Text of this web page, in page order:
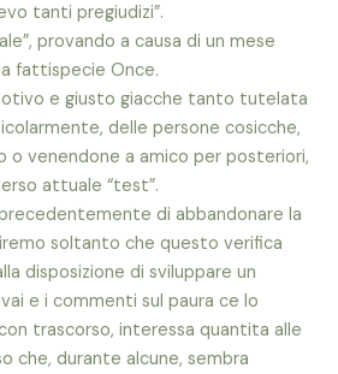
tanti pregiudizi”.
provando a causa di un mese
fattispecie Once.
e giusto giacche tanto tutelata
delle persone cosicche,
o venendone a amico per posteriori,
attuale “test”.
di abbandonare la
soltanto che questo verifica
disposizione di sviluppare un
e i commenti sul paura ce lo
trascorso, interessa quantita alle
che, durante alcune, sembra